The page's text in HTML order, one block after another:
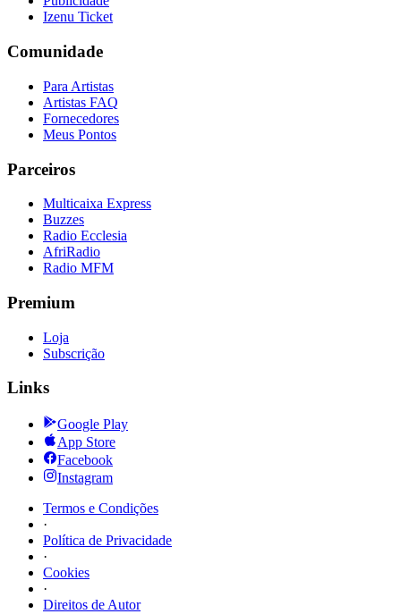
Izenu Ticket
Comunidade
Para Artistas
Artistas FAQ
Fornecedores
Meus Pontos
Parceiros
Multicaixa Express
Buzzes
Radio Ecclesia
AfriRadio
Radio MFM
Premium
Loja
Subscrição
Links
Google Play
App Store
Facebook
Instagram
Termos e Condições
·
Política de Privacidade
·
Cookies
·
Direitos de Autor